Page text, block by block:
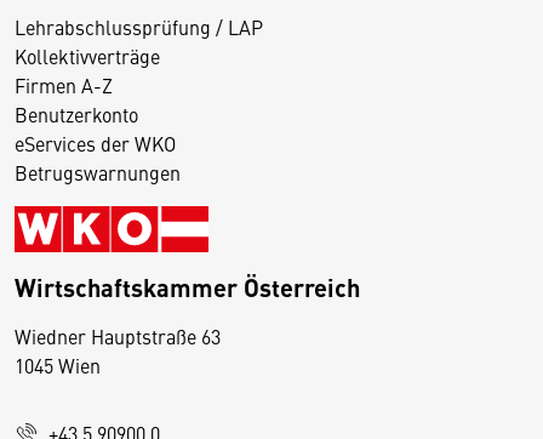
Lehrabschlussprüfung / LAP
Kollektivverträge
Firmen A-Z
Benutzerkonto
eServices der WKO
Betrugswarnungen
Wirtschaftskammer Österreich
Wiedner Hauptstraße 63
1045 Wien
+43 5 90900 0
D